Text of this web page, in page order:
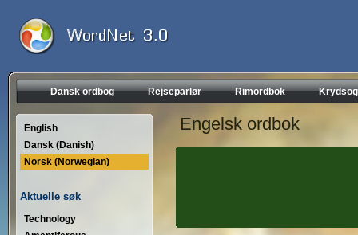
Dansk ordbog Rejseparlør Rimordbok
English
Dansk (Danish)
Norsk (Norwegian)
Aktuelle søk
Technology
Engelsk ordbok